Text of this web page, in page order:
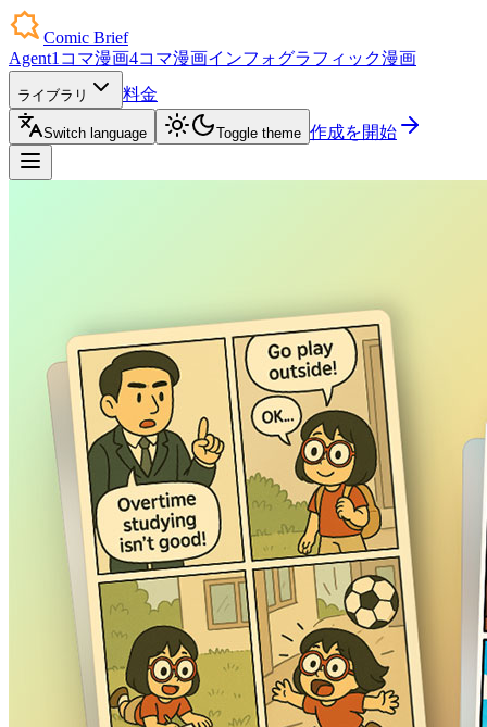
Comic Brief
Agent1コマ漫画4コマ漫画インフォグラフィック漫画
ライブラリ 料金
Switch language Toggle theme 作成を開始